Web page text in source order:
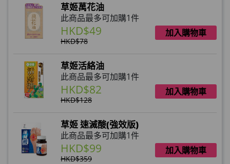
草姬萬花油
此商品最多可加購1件
HKD$49
HKD$78
加入購物車
草姬活絡油
此商品最多可加購1件
HKD$82
HKD$128
加入購物車
草姬 速滅酸(強效版)
此商品最多可加購1件
HKD$99
HKD$359
加入購物車